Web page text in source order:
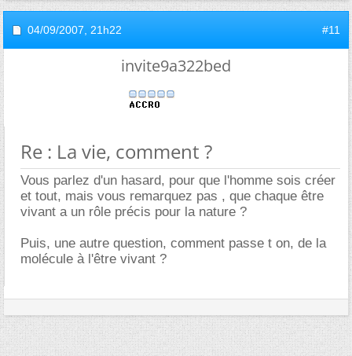
04/09/2007, 21h22 #11
invite9a322bed
Re : La vie, comment ?
Vous parlez d'un hasard, pour que l'homme sois créer
et tout, mais vous remarquez pas , que chaque être
vivant a un rôle précis pour la nature ?
Puis, une autre question, comment passe t on, de la
molécule à l'être vivant ?